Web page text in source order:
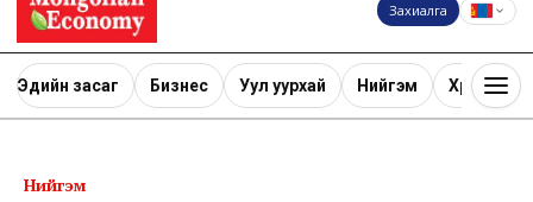
Захиалга
Эдийн засаг Бизнес Уул уурхай Нийгэм Хөрөнгө
Нийгэм